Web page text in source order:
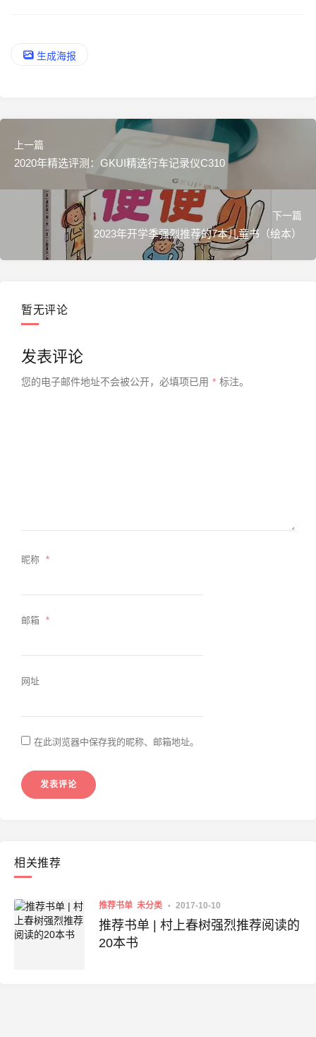
生成海报
上一篇
2020年精选评测：GKUI精选行车记录仪C310
下一篇
2023年开学季强烈推荐的7本儿童书（绘本）
暂无评论
发表评论
您的电子邮件地址不会被公开， 必填项已用 * 标注。
昵称 *
邮箱 *
网址
在此浏览器中保存我的昵称、邮箱地址。
相关推荐
推荐书单 未分类 2017-10-10
推荐书单 | 村上春树强烈推荐阅读的
20本书